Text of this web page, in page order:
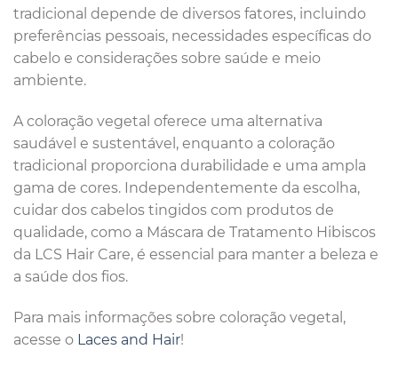
tradicional depende de diversos fatores, incluindo
preferências pessoais, necessidades específicas do
cabelo e considerações sobre saúde e meio
ambiente.
A coloração vegetal oferece uma alternativa
saudável e sustentável, enquanto a coloração
tradicional proporciona durabilidade e uma ampla
gama de cores. Independentemente da escolha,
cuidar dos cabelos tingidos com produtos de
qualidade, como a Máscara de Tratamento Hibiscos
da LCS Hair Care, é essencial para manter a beleza e
a saúde dos fios.
Para mais informações sobre coloração vegetal,
acesse o Laces and Hair!